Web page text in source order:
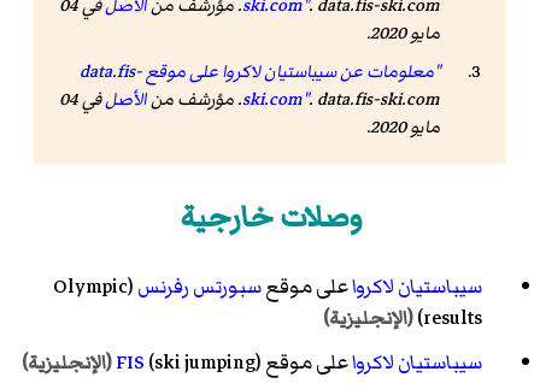
مايو 2020.
"معلومات عن سيباستيان لاكروا على موقع data.fis-
ski.com". data.fis-ski.com. مؤرشف من الأصل
في 04
مايو 2020.
وصلات خارجية
سيباستيان لاكرواعلى موقعسبورتس رفرنس (Olympic
results) (الإنجليزية)
سيباستيان لاكرواعلى موقع FIS(ski jumping) (الإنجليزية)